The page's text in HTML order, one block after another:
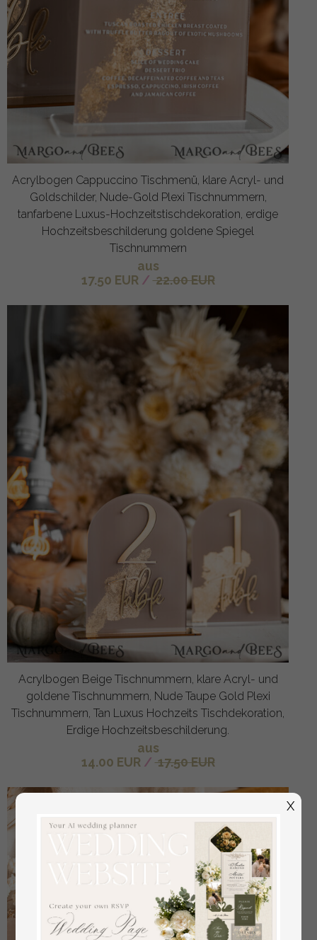
Acrylbogen Cappuccino Tischmenü, klare Acryl- und
Goldschilder, Nude-Gold Plexi Tischnummern,
tanfarbene Luxus-Hochzeitstischdekoration, erdige
Hochzeitsbeschilderung goldene Spiegel
Tischnummern
aus
17.50 EUR/ 22.00 EUR
Acrylbogen Beige Tischnummern, klare Acryl- und
goldene Tischnummern, Nude Taupe Gold Plexi
Tischnummern, Tan Luxus Hochzeits Tischdekoration,
Erdige Hochzeitsbeschilderung.
aus
14.00 EUR / 17.50 EUR
X